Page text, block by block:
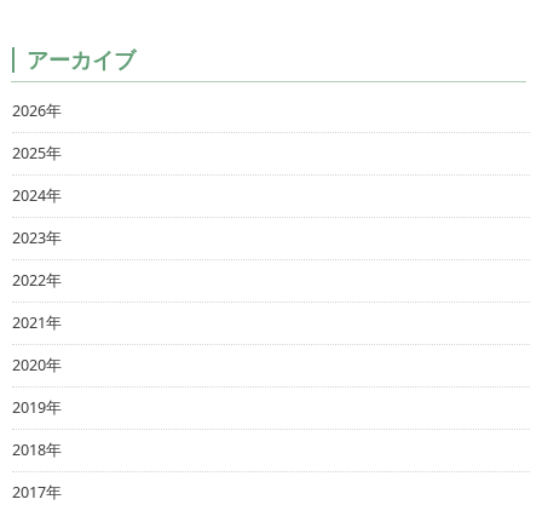
アーカイブ
2026年
2025年
2024年
2023年
2022年
2021年
2020年
2019年
2018年
2017年